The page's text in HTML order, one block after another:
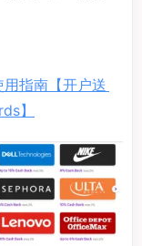
指南【开户送
】